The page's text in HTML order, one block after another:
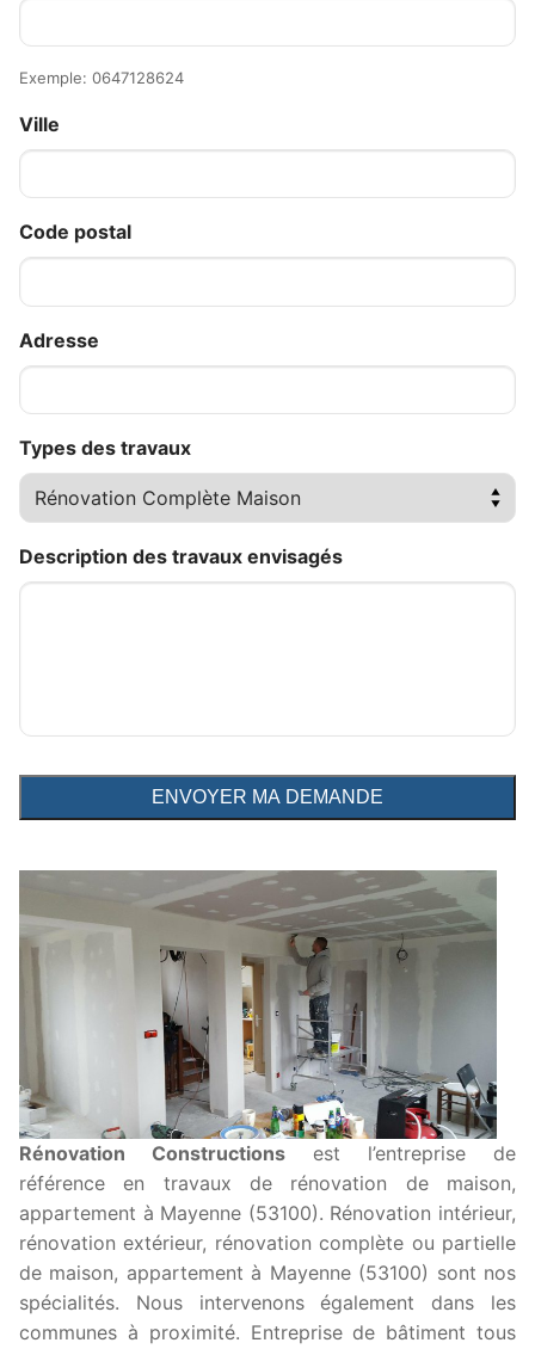
Exemple: 0647128624
Ville
Code postal
Adresse
Types des travaux
Description des travaux envisagés
Rénovation Constructions est l’entreprise de
référence en travaux de rénovation de maison,
appartement à Mayenne (53100). Rénovation intérieur,
rénovation extérieur, rénovation complète ou partielle
de maison, appartement à Mayenne (53100) sont nos
spécialités. Nous intervenons également dans les
communes à proximité. Entreprise de bâtiment tous